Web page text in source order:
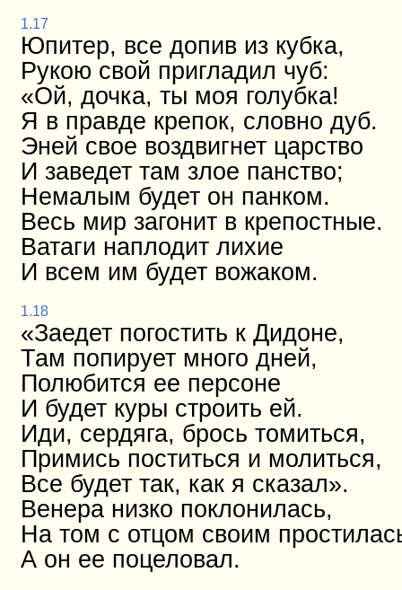
1.17
Юпитер, все допив из кубка,
Рукою свой пригладил чуб:
«Ой, дочка, ты моя голубка!
Я в правде крепок, словно дуб.
Эней свое воздвигнет царство
И заведет там злое панство;
Немалым будет он панком.
Весь мир загонит в крепостные.
Ватаги наплодит лихие
И всем им будет вожаком.
1.18
«Заедет погостить к Дидоне,
Там попирует много дней,
Полюбится ее персоне
И будет куры строить ей.
Иди, сердяга, брось томиться,
Примись поститься и молиться,
Все будет так, как я сказал».
Венера низко поклонилась,
На том с отцом своим
А он ее поцеловал.